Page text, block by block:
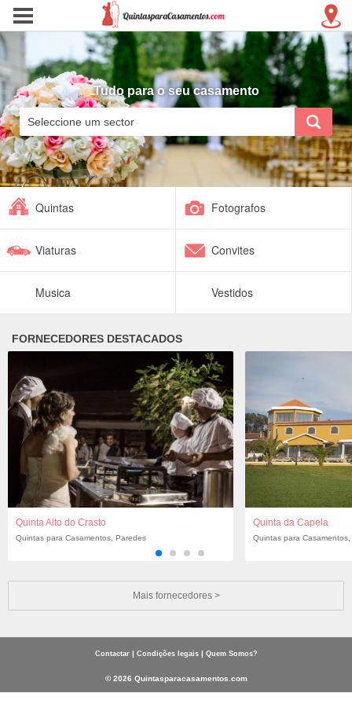
Tudo para o seu casamento
Quintas Fotografos
Viaturas Convites
Musica Vestidos
FORNECEDORES DESTACADOS
Quinta Alto do Crasto
Quintas para Casamentos, Paredes
Quinta da Capela
Quintas para Casamentos,
Mais fornecedores >
Contactar| Condições legais| Quem Somos?
© 2026 Quintasparacasamentos.com